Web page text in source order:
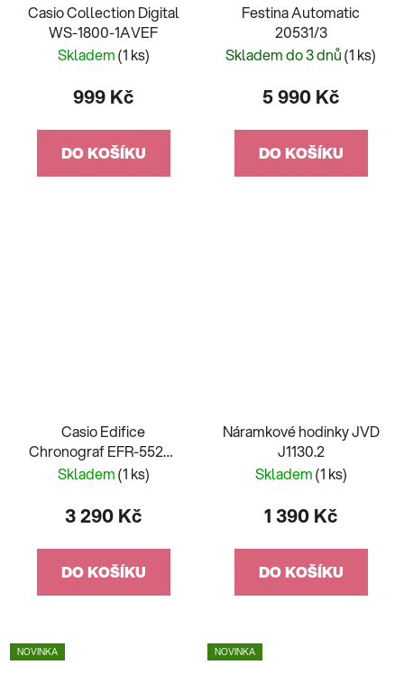
Casio Collection Digital
WS-1800-1AVEF
Skladem(1 ks)
999 Kč
DO KOŠÍKU
Festina Automatic
20531/3
Skladem do 3 dnů(1 ks)
5 990 Kč
DO KOŠÍKU
Casio Edifice
Chronograf EFR-552D-
2AVUEF
Skladem(1 ks)
3 290 Kč
DO KOŠÍKU
Náramkové hodinky JVD
J1130.2
Skladem(1 ks)
1 390 Kč
DO KOŠÍKU
NOVINKA NOVINKA